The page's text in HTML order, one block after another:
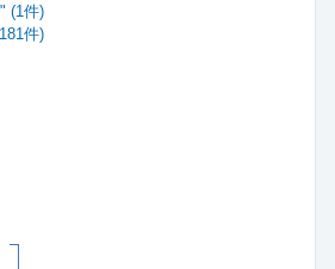
(1件)
件)